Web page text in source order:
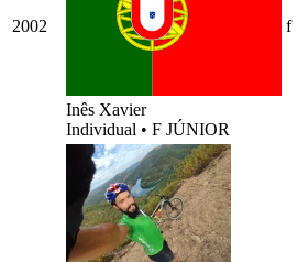
2002
Inês Xavier
Individual • F JÚNIOR
f